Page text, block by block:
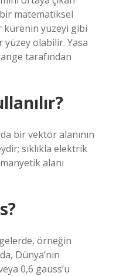
matematiksel
kürenin yüzeyi gibi
yüzey olabilir. Yasa
tarafından
bir vektör alanının
sıklıkla elektrik
alanı
örneğin
Dünya’nın
0,6 gauss’u